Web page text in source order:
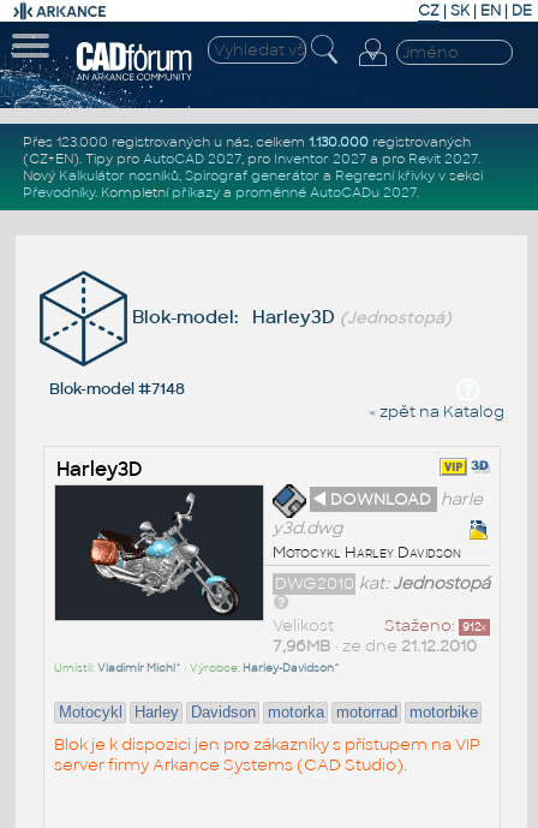
CZ | SK| EN | DE
Přes 123.000 registrovaných u nás, celkem 1.130.000registrovaných
(CZ+EN). Tipy pro AutoCAD 2027, pro Inventor 2027a pro Revit 2027.
Nový Kalkulátor nosníků, Spirograf generátor a Regresní křivkyv sekci
Převodníky. Kompletní příkazya proměnné AutoCADu 2027.
Blok-model: Harley3D (Jednostopá)
Blok-model #7148
« zpět na Katalog
Harley3D
◄ DOWNLOAD harle
y3d.dwg
Motocykl Harley Davidson
kat:Jednostopá
DWG2010
Staženo: 912x
Velikost
7,96MB• ze dne 21.12.2010
Umístil:Vladimír Michl^ • Výrobce: Harley-Davidson^
Motocykl Harley Davidson motorka motorrad motorbike
Blok je k dispozici jen pro zákazníky s přístupem na VIP
server firmy Arkance Systems (CAD Studio).